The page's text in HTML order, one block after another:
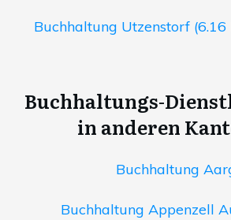
Buchhaltung Utzenstorf
Buchhaltungs-
in anderen
Buchhaltung
Buchhaltung Appenzell